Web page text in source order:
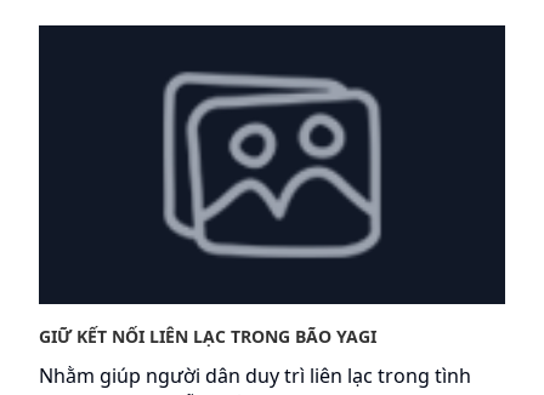
hành ở đất liền Việt Nam gây mất điện và ảnh
hưởng hạ tầng viễn thông trên diện rộng,
VinaPhone đã chia sẻ sóng di động cho các mạng
khác để đồng hành cùng người dân vượt qua siêu
GIỮ KẾT NỐI LIÊN LẠC TRONG BÃO YAGI
Nhằm giúp người dân duy trì liên lạc trong tình